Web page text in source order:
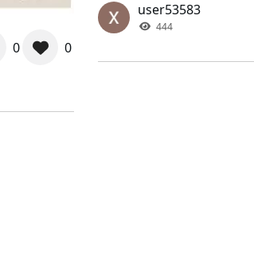
0 0
user53583
444